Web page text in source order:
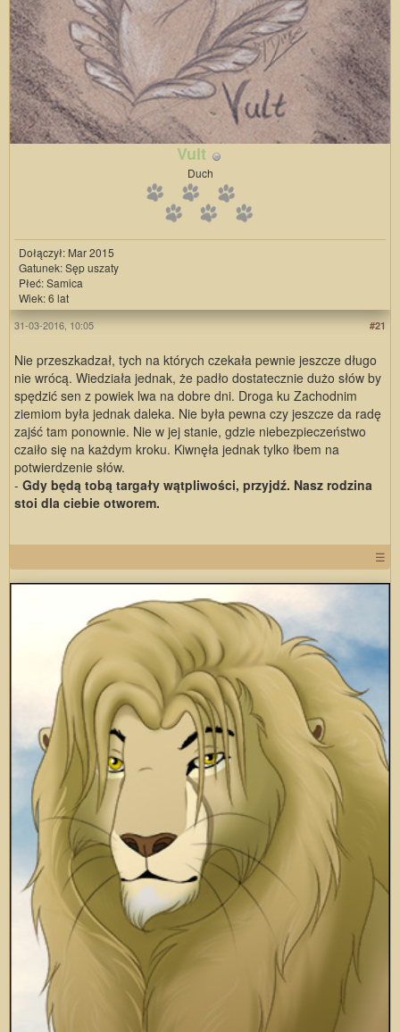
Vult
Duch
Dołączył: Mar 2015
Gatunek: Sęp uszaty
Płeć: Samica
Wiek: 6 lat
#21
31-03-2016, 10:05
Nie przeszkadzał, tych na których czekała pewnie jeszcze długo
nie wrócą. Wiedziała jednak, że padło dostatecznie dużo słów by
spędzić sen z powiek lwa na dobre dni. Droga ku Zachodnim
ziemiom była jednak daleka. Nie była pewna czy jeszcze da radę
zajść tam ponownie. Nie w jej stanie, gdzie niebezpieczeństwo
czaiło się na każdym kroku. Kiwnęła jednak tylko łbem na
potwierdzenie słów.
- Gdy będą tobą targały wątpliwości, przyjdź. Nasz rodzina
stoi dla ciebie otworem.
☰